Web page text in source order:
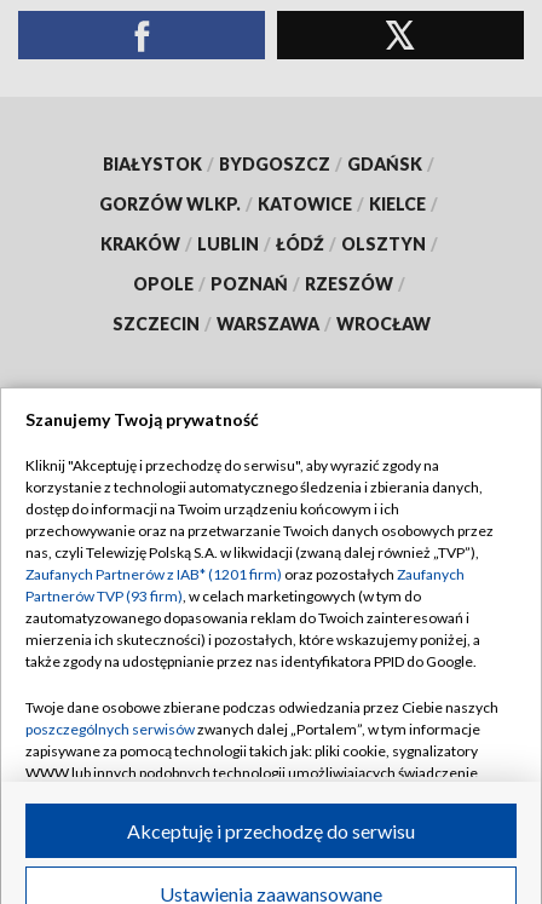
BIAŁYSTOK / BYDGOSZCZ / GDAŃSK /
GORZÓW WLKP. / KATOWICE / KIELCE /
KRAKÓW / LUBLIN / ŁÓDŹ / OLSZTYN /
OPOLE / POZNAŃ / RZESZÓW /
SZCZECIN / WARSZAWA / WROCŁAW
TVP
Abonament TVP
Emisja w TVP
Centrum informacji TVP
Naziemna Telewizja Cyfrowa
Rada Programowa
System NOS
Informacje o nadawcy
Program dla prasy
Regulamin TVP
Polityka prywatności
Moje zgody
Pomoc
Kontakt
Kanały
©2026 Telewizja Polska S.A. w likwidacji
Szanujemy Twoją prywatność
Kliknij "Akceptuję i przechodzę do serwisu", aby wyrazić zgody na
korzystanie z technologii automatycznego śledzenia i zbierania danych,
dostęp do informacji na Twoim urządzeniu końcowym i ich
przechowywanie oraz na przetwarzanie Twoich danych osobowych przez
nas, czyli Telewizję Polską S.A. w likwidacji (zwaną dalej również „TVP”),
Zaufanych Partnerów z IAB* (1201 firm) oraz pozostałych Zaufanych
Partnerów TVP (93 firm), w celach marketingowych (w tym do
zautomatyzowanego dopasowania reklam do Twoich zainteresowań i
mierzenia ich skuteczności) i pozostałych, które wskazujemy poniżej, a
także zgody na udostępnianie przez nas identyfikatora PPID do Google.
Twoje dane osobowe zbierane podczas odwiedzania przez Ciebie naszych
poszczególnych serwisówzwanych dalej „Portalem”, w tym informacje
zapisywane za pomocą technologii takich jak: pliki cookie, sygnalizatory
WWW lub innych podobnych technologii umożliwiających świadczenie
ruchu w Internecie.
Twoje dane osobowe zbierane podczas odwiedzania przez Ciebie
Ustawienia zaawansowane
Akceptuję i przechodzę do serwisu